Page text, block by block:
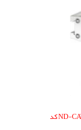
سرج ارستر شبکه OBO مدل ND-CAT6/E-B کد